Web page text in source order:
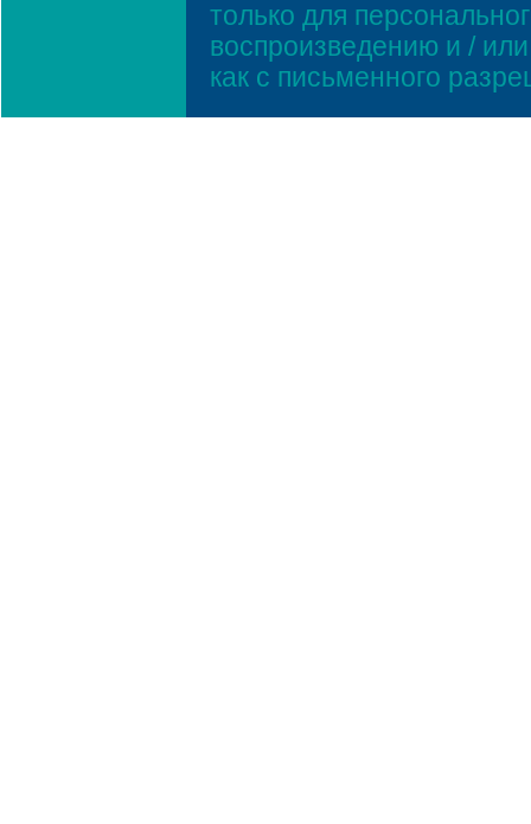
только для
воспроизведению и /
как с письменного